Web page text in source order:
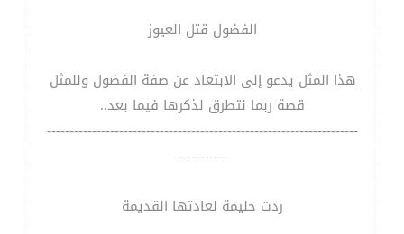
الفضول قتل العيوز
هذا المثل يدعو إلى الابتعاد عن صفة الفضول وللمثل
قصة ربما نتطرق لذكرها فيما بعد..
---------------------------------------------------------------------
-----------
ردت حليمة لعادتها القديمة